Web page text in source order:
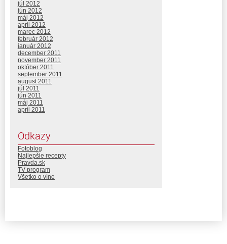
júl 2012
jún 2012
máj 2012
apríl 2012
marec 2012
február 2012
január 2012
december 2011
november 2011
október 2011
september 2011
august 2011
júl 2011
jún 2011
máj 2011
apríl 2011
Odkazy
Fotoblog
Najlepšie recepty
Pravda.sk
TV program
Všetko o víne